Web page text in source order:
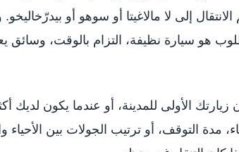
إلى لا مالاغيتا أو سوهو أو
هو سيارة نظيفة، التزام بالوقت،
الأولى للمدينة، أو عندما يكون
مدة التوقف، أو ترتيب الجولات بين